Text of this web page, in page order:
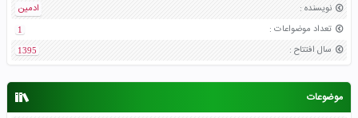
نویسنده :
ادمین
تعداد موضواعات :
1
سال افتتاح :
1395
موضوعات